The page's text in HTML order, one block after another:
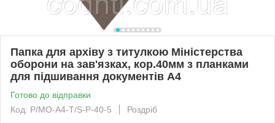
Папка для архіву з титулкою Міністерства
оборони на зав'язках, кор.40мм з планками
для підшивання документів А4
Готово до відправки
Код: P/MO-А4-Т/S-P-40-5
Роздріб